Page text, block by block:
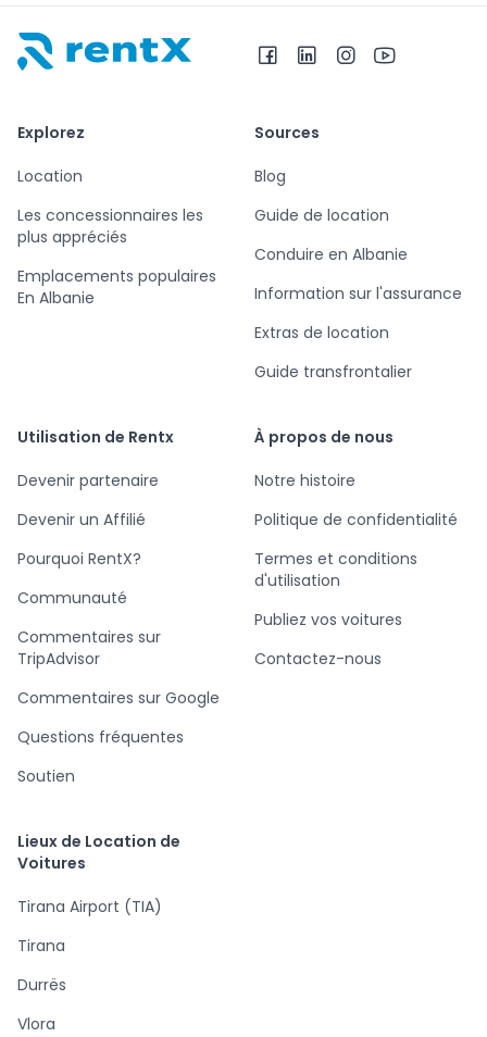
Explorez
Location
Les concessionnaires les
plus appréciés
Emplacements populaires
En Albanie
Sources
Blog
Guide de location
Conduire en Albanie
Information sur l'assurance
Extras de location
Guide transfrontalier
Utilisation de Rentx
Devenir partenaire
Devenir un Affilié
Pourquoi RentX?
Communauté
Commentaires sur
TripAdvisor
Commentaires sur Google
Questions fréquentes
Soutien
À propos de nous
Notre histoire
Politique de confidentialité
Termes et conditions
d'utilisation
Publiez vos voitures
Contactez-nous
Lieux de Location de
Voitures
Tirana Airport (TIA)
Tirana
Durrës
Vlora